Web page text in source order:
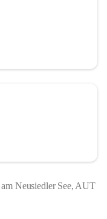
Neusiedler See, AUT